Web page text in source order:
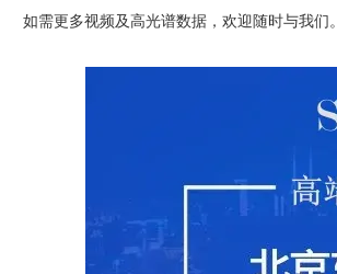
如需更多视频及高光谱数据，欢迎随时与我们。